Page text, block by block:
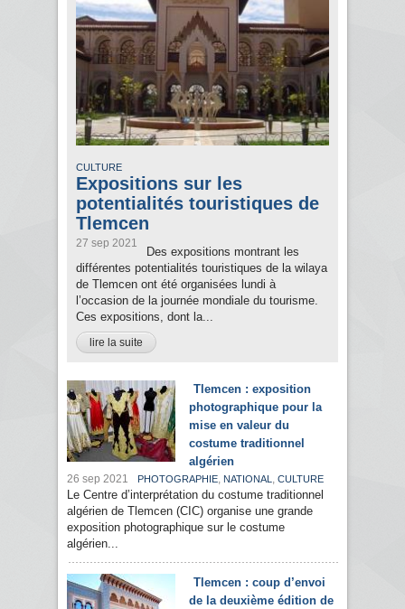
CULTURE
Expositions sur les
potentialités touristiques de
Tlemcen
27 sep 2021
Des expositions montrant les
différentes potentialités touristiques de la wilaya
de Tlemcen ont été organisées lundi à
l’occasion de la journée mondiale du tourisme.
Ces expositions, dont la...
lire la suite
Tlemcen : exposition
photographique pour la
mise en valeur du
costume traditionnel
algérien
26 sep 2021 PHOTOGRAPHIE, NATIONAL , CULTURE
Le Centre d’interprétation du costume traditionnel
algérien de Tlemcen (CIC) organise une grande
exposition photographique sur le costume
algérien...
Tlemcen : coup d’envoi
de la deuxième édition de